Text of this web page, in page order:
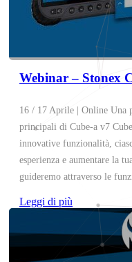
Webinar – Stonex
16 / 17 Aprile | Online Una
principali di Cube-a v7
innovative funzionalità,
esperienza e aumentare la
guideremo attraverso le
Leggi di più